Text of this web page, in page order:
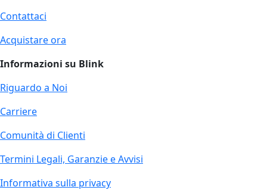
Contattaci
Acquistare ora
Informazioni su Blink
Riguardo a Noi
Carriere
Comunità di Clienti
Termini Legali, Garanzie e Avvisi
Informativa sulla privacy